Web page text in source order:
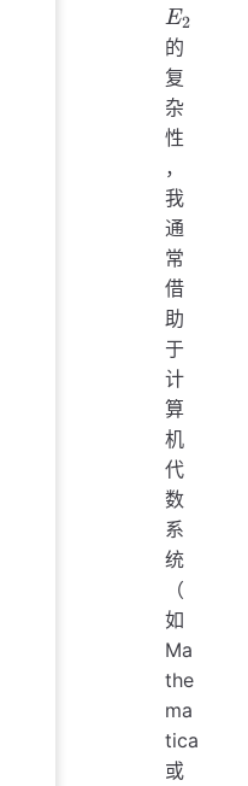
E2
的
复
杂
性
，
我
通
常
借
助
于
计
算
机
代
数
系
统
（
如
Ma
the
ma
tica
或